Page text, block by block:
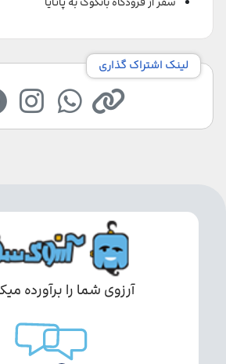
لینک اشتراک گذاری
آرزوی شما را برآورده